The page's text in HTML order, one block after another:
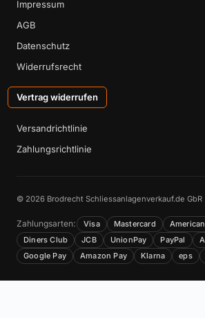
Impressum
AGB
Datenschutz
Widerrufsrecht
Vertrag widerrufen
Versandrichtlinie
Zahlungsrichtlinie
© 2026 Brodrecht Schliessanlagenverkauf.de GbR
Zahlungsarten: Visa Mastercard
Diners Club
JCB UnionPay PayPal
Google Pay
Amazon Pay Klarna eps